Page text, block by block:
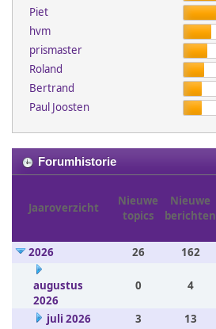
Piet
hvm
prismaster
Roland
Bertrand
Paul Joosten
Forumhistorie
Jaaroverzicht
Nieuwe
topics
Nieuwe
berichten
2026 26 162
augustus
2026
0 4
juli 2026 3 13